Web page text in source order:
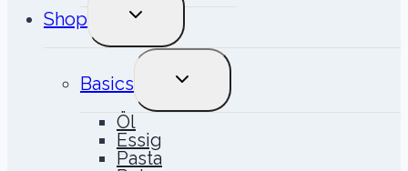
Shop
UNTERMENÜ
UMSCHALTEN
Basics
UNTERMENÜ
UMSCHALTEN
Öl
Essig
Pasta